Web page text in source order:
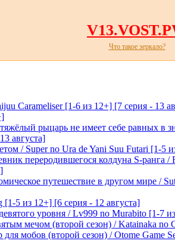
Что такое зеркало?
Carameliser [1-6 из 12+] [7 серия - 13
рыцарь не имеет себе равных в
августа]
/ Super no Ura de Yani Suu Futari [1-5
переродившегося колдуна S-ранга /
путешествие в другом мире /
5 из 12+] [6 серия - 12 августа]
уровня / Lv999 no Murabito [1-7
мечом (второй сезон) / Katainaka no
мобов (второй сезон) / Otome Game